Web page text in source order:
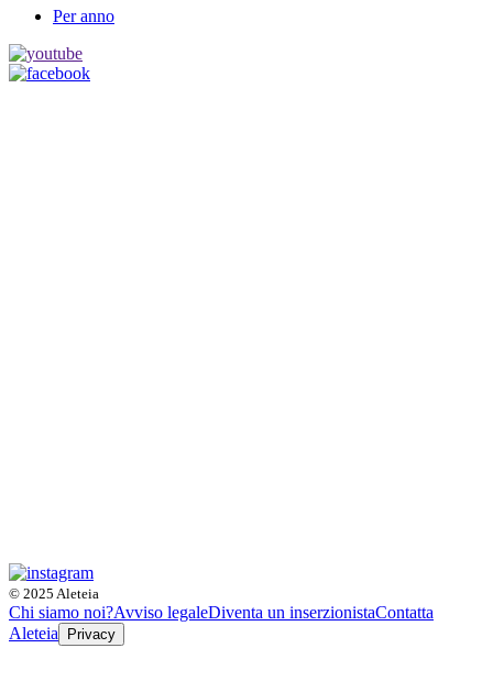
Per anno
© 2025 Aleteia
Chi siamo noi?Avviso legaleDiventa un inserzionistaContatta
Aleteia
Privacy